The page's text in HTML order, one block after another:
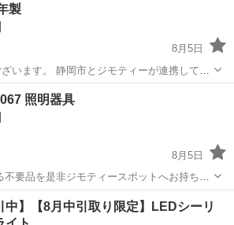
製
8月5日
ティーが連携して運
の減量を⽬的に、まだ使えるものをリユー
器具 リユース
照明器具
8月5日
品を是非ジモティースポットへお持ち込
・スポーツ・レジャー用品、こども用品、
具、本、CD・DVDなどが無料でまとめて持
器具 現地
中】【8月中引取り限定】LEDシーリ